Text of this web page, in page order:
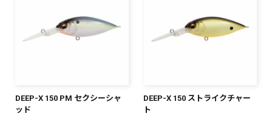
DEEP-X 150 PM セクシーシャ
ッド
DEEP-X 150 ストライクチャー
ト